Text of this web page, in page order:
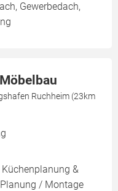
Gewerbedach,
Ruchheim (23km
Küchenplanung &
/ Montage